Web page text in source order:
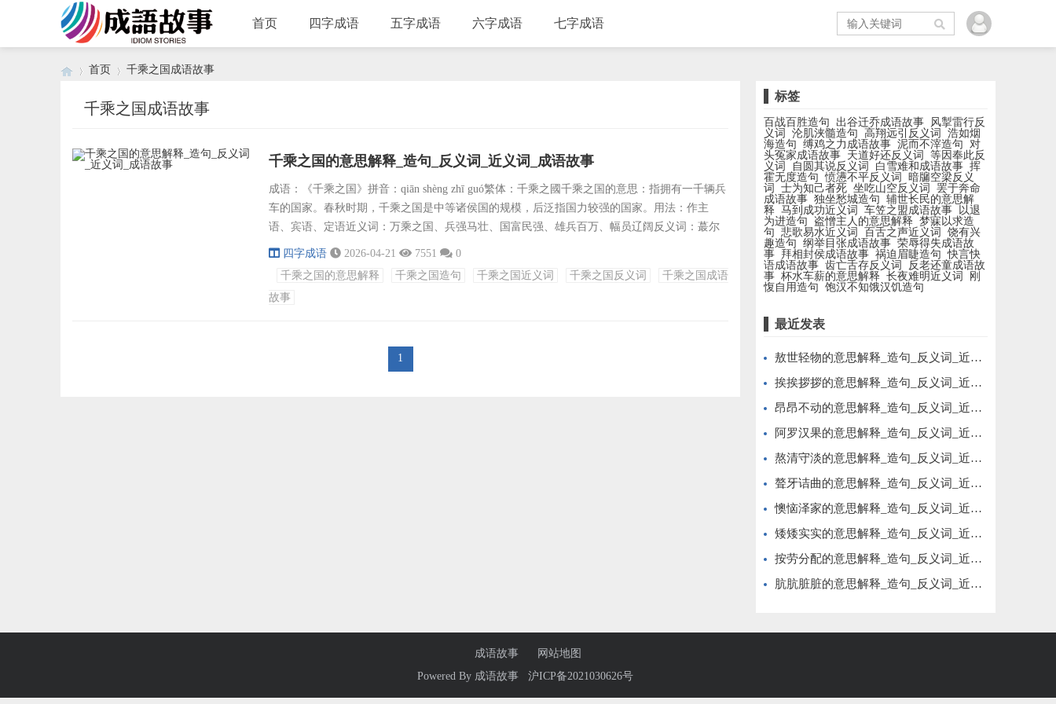
首页 四字成语 五字成语 六字成语 七字成语
首页 千乘之国成语故事
千乘之国成语故事
千乘之国的意思解释_造句_反义词_近义词_成语故事
成语：《千乘之国》拼音：qiān shèng zhī guó繁体：千乘之國千乘之国的意思：指拥有一千辆兵
车的国家。春秋时期，千乘之国是中等诸侯国的规模，后泛指国力较强的国家。用法：作主
语、宾语、定语近义词：万乘之国、兵强马壮、国富民强、雄兵百万、幅员辽阔反义词：蕞尔
小国、弹丸之地、偏安一隅、弱不禁风、兵微将寡成语接龙：国泰民安、国色天香、国破家
难、国色天姿、国耳忘家、国富民康、国祚绵长、国脉民命、国之四维、国破山河在、国贼禄
鬼出处：《论...
四字成语 2026-04-21 7551
0
千乘之国的意思解释
千乘之国造句 千乘之国近义词 千乘之国反义词
千乘之国成语
故事
1
标签
百战百胜造句 出谷迁乔成语故事 风掣雷行反
义词
沦肌浃髓造句 高翔远引反义词
浩如烟
海造句 缚鸡之力成语故事 泥而不滓造句 对
头冤家成语故事 天道好还反义词
等因奉此反
义词
自圆其说反义词 白雪难和成语故事 挥
霍无度造句 愤懑不平反义词
暗牖空梁反义
词
士为知己者死 坐吃山空反义词
罢于奔命
成语故事 独坐愁城造句 辅世长民的意思解
释 马到成功近义词 车笠之盟成语故事
以退
为进造句
盗憎主人的意思解释 梦寐以求造
句 悲歌易水近义词 百舌之声近义词
饶有兴
趣造句 纲举目张成语故事 荣辱得失成语故
事 拜相封侯成语故事 祸迫眉睫造句 快言快
语成语故事 齿亡舌存反义词
反老还童成语故
事 杯水车薪的意思解释 长夜难明近义词
刚
愎自用造句 饱汉不知饿汉饥造句
最近发表
敖世轻物的意思解释_造句_反义词_近义词_成语故事
挨挨拶拶的意思解释_造句_反义词_近义词_成语故事
昂昂不动的意思解释_造句_反义词_近义词_成语故事
阿罗汉果的意思解释_造句_反义词_近义词_成语故事
熬清守淡的意思解释_造句_反义词_近义词_成语故事
聱牙诘曲的意思解释_造句_反义词_近义词_成语故事
懊恼泽家的意思解释_造句_反义词_近义词_成语故事
矮矮实实的意思解释_造句_反义词_近义词_成语故事
按劳分配的意思解释_造句_反义词_近义词_成语故事
肮肮脏脏的意思解释_造句_反义词_近义词_成语故事
成语故事
网站地图
Powered By 成语故事 沪ICP备2021030626号